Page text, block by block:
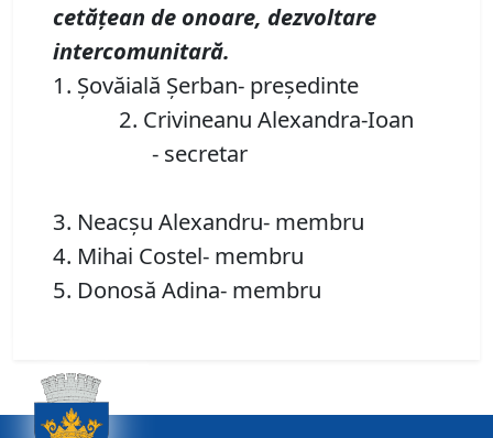
cetăţean de onoare, dezvoltare
intercomunitară.
1. Şovăială Şerban- preşedinte
2. Crivineanu Alexandra-Ioan
- secretar
3. Neacşu Alexandru- membru
4. Mihai Costel- membru
5. Donosă Adina- membru